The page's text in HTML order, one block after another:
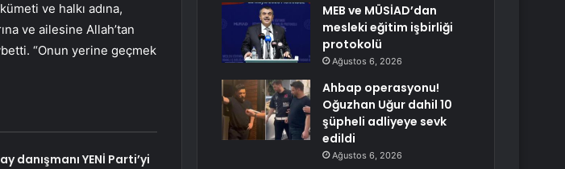
ve halkı adına,
ve ailesine Allah’tan
“Onun yerine geçmek
danışmanı YENİ Parti’yi
MEB ve MÜSİAD’dan
mesleki eğitim işbirliği
protokolü
Ağustos 6, 2026
Ahbap operasyonu!
Oğuzhan Uğur dahil 10
şüpheli adliyeye sevk
edildi
Ağustos 6, 2026